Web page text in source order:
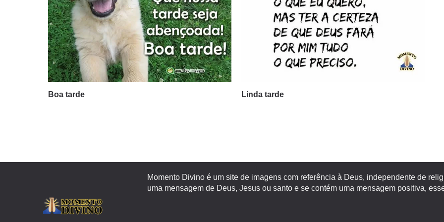
Boa tarde Linda tarde
Momento Divino é um site de imagens com referência à Deus, independente de
uma mensagem de Deus, Jesus ou santo e se contém uma mensagem positiva,